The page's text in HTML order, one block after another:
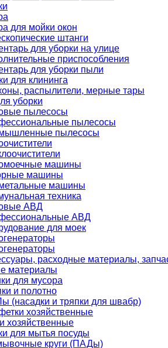
для мойки окон
штанги
для уборки на улице
приспособления
для уборки пыли
для клининга
распылители, мерные тары
уборки
пылесосы
пылесосы
пылесосы
машины
машины
машины
техника
АВД
АВД
для моек
расходные материалы,
материалы
для мусора
и полотно
(насадки и тряпки для швабр)
хозяйственные
хозяйственные
для мытья посуды
круги (ПАДы)